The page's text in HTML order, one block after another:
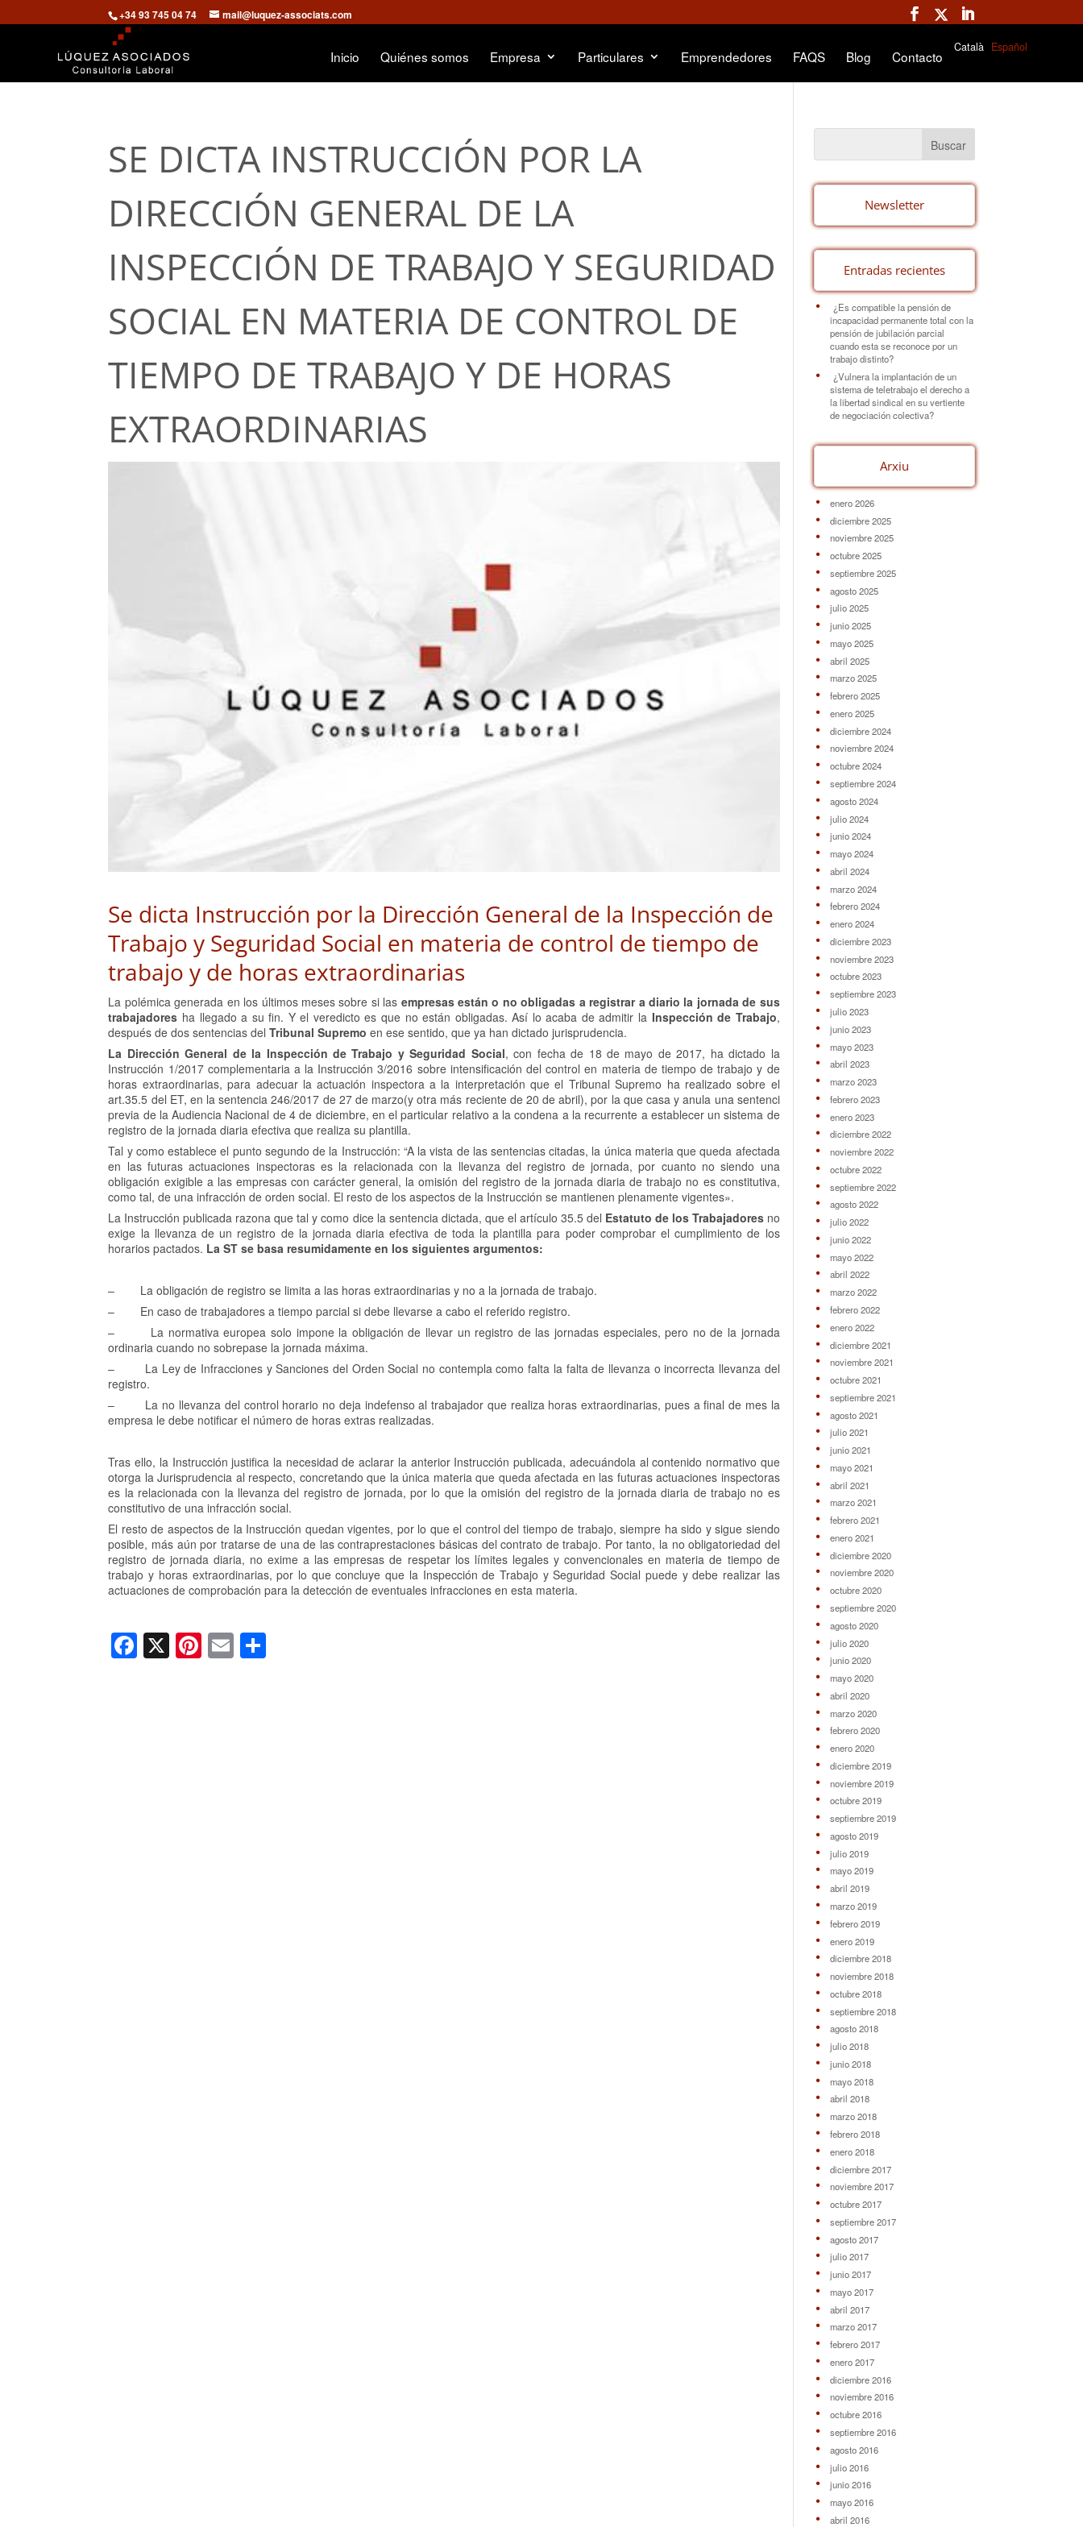
+34 93 745 04 74 mail@luquez-associats.com
Inicio Quiénes somos Empresa Particulares Emprendedores FAQS Blog Contacto
Català Español
SE DICTA INSTRUCCIÓN POR LA
DIRECCIÓN GENERAL DE LA
INSPECCIÓN DE TRABAJO Y SEGURIDAD
SOCIAL EN MATERIA DE CONTROL DE
TIEMPO DE TRABAJO Y DE HORAS
EXTRAORDINARIAS
Se dicta Instrucción por la Dirección General de la Inspección de
Trabajo y Seguridad Social en materia de control de tiempo de
trabajo y de horas extraordinarias
La polémica generada en los últimos meses sobre si las empresas están o no obligadas a registrar a diario la jornada de sus
trabajadores ha llegado a su fin. Y el veredicto es que no están obligadas. Así lo acaba de admitir la Inspección de Trabajo,
después de dos sentencias delTribunal Supremo en ese sentido, que ya han dictado jurisprudencia.
La Dirección General de la Inspección de Trabajo y Seguridad Social, con fecha de 18 de mayo de 2017, ha dictado la
Instrucción 1/2017 complementaria a la Instrucción 3/2016 sobre intensificación del control en materia de tiempo de trabajo y de
horas extraordinarias, para adecuar la actuación inspectora a la interpretación que el Tribunal Supremo ha realizado sobre el
art.35.5 del ET, en la sentencia 246/2017 de 27 de marzo(y otra más reciente de 20 de abril), por la que casa y anula una sentenci
previa de la Audiencia Nacional de 4 de diciembre, en el particular relativo a la condena a la recurrente a establecer un sistema de
registro de la jornada diaria efectiva que realiza su plantilla.
Tal y como establece el punto segundo de la Instrucción: “A la vista de las sentencias citadas, la única materia que queda afectada
en las futuras actuaciones inspectoras es la relacionada con la llevanza del registro de jornada, por cuanto no siendo una
obligación exigible a las empresas con carácter general, la omisión del registro de la jornada diaria de trabajo no es constitutiva,
como tal, de una infracción de orden social. El resto de los aspectos de la Instrucción se mantienen plenamente vigentes».
La Instrucción publicada razona que tal y como dice la sentencia dictada, que el artículo 35.5 del Estatuto de los Trabajadoresno
exige la llevanza de un registro de la jornada diaria efectiva de toda la plantilla para poder comprobar el cumplimiento de los
horarios pactados. La ST se basa resumidamente en los siguientes argumentos:
– La obligación de registro se limita a las horas extraordinarias y no a la jornada de trabajo.
– En caso de trabajadores a tiempo parcial si debe llevarse a cabo el referido registro.
– La normativa europea solo impone la obligación de llevar un registro de las jornadas especiales, pero no de la jornada
ordinaria cuando no sobrepase la jornada máxima.
– La Ley de Infracciones y Sanciones del Orden Social no contempla como falta la falta de llevanza o incorrecta llevanza del
registro.
– La no llevanza del control horario no deja indefenso al trabajador que realiza horas extraordinarias, pues a final de mes la
empresa le debe notificar el número de horas extras realizadas.
Tras ello, la Instrucción justifica la necesidad de aclarar la anterior Instrucción publicada, adecuándola al contenido normativo que
otorga la Jurisprudencia al respecto, concretando que la única materia que queda afectada en las futuras actuaciones inspectoras
es la relacionada con la llevanza del registro de jornada, por lo que la omisión del registro de la jornada diaria de trabajo no es
constitutivo de una infracción social.
El resto de aspectos de la Instrucción quedan vigentes, por lo que el control del tiempo de trabajo, siempre ha sido y sigue siendo
posible, más aún por tratarse de una de las contraprestaciones básicas del contrato de trabajo. Por tanto, la no obligatoriedad del
registro de jornada diaria, no exime a las empresas de respetar los límites legales y convencionales en materia de tiempo de
trabajo y horas extraordinarias, por lo que concluye que la Inspección de Trabajo y Seguridad Social puede y debe realizar las
actuaciones de comprobación para la detección de eventuales infracciones en esta materia.
F X Pi E
Newsletter
Entradas recientes
¿Es compatible la pensión de
incapacidad permanente total con la
pensión de jubilación parcial
cuando esta se reconoce por un
trabajo distinto?
¿Vulnera la implantación de un
sistema de teletrabajo el derecho a
la libertad sindical en su vertiente
de negociación colectiva?
Arxiu
enero 2026
diciembre 2025
noviembre 2025
octubre 2025
septiembre 2025
agosto 2025
julio 2025
junio 2025
mayo 2025
abril 2025
marzo 2025
febrero 2025
enero 2025
diciembre 2024
noviembre 2024
octubre 2024
septiembre 2024
agosto 2024
julio 2024
junio 2024
mayo 2024
abril 2024
marzo 2024
febrero 2024
enero 2024
diciembre 2023
noviembre 2023
octubre 2023
septiembre 2023
julio 2023
junio 2023
mayo 2023
abril 2023
marzo 2023
febrero 2023
enero 2023
diciembre 2022
noviembre 2022
octubre 2022
septiembre 2022
agosto 2022
julio 2022
junio 2022
mayo 2022
abril 2022
marzo 2022
febrero 2022
enero 2022
diciembre 2021
noviembre 2021
octubre 2021
septiembre 2021
agosto 2021
julio 2021
junio 2021
mayo 2021
abril 2021
marzo 2021
febrero 2021
enero 2021
diciembre 2020
noviembre 2020
octubre 2020
septiembre 2020
agosto 2020
julio 2020
junio 2020
mayo 2020
abril 2020
marzo 2020
febrero 2020
enero 2020
diciembre 2019
noviembre 2019
octubre 2019
septiembre 2019
agosto 2019
julio 2019
mayo 2019
abril 2019
marzo 2019
febrero 2019
enero 2019
diciembre 2018
noviembre 2018
octubre 2018
septiembre 2018
agosto 2018
julio 2018
junio 2018
mayo 2018
abril 2018
marzo 2018
febrero 2018
enero 2018
diciembre 2017
noviembre 2017
octubre 2017
septiembre 2017
agosto 2017
julio 2017
junio 2017
mayo 2017
abril 2017
marzo 2017
febrero 2017
enero 2017
diciembre 2016
noviembre 2016
octubre 2016
septiembre 2016
agosto 2016
julio 2016
junio 2016
mayo 2016
abril 2016